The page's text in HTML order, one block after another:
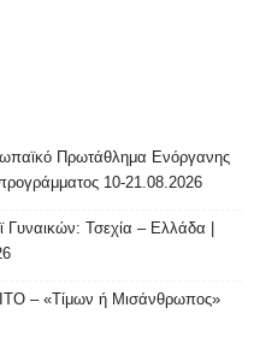
Πρωτάθλημα Ενόργανης
10-21.08.2026
Τσεχία – Ελλάδα |
– «Τίμων ή Μισάνθρωπος»